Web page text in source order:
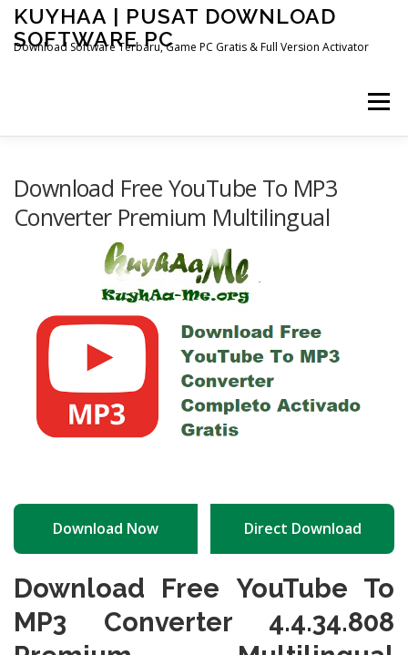
Skip
content
KUYHAA | PUSAT DOWNLOAD
SOFTWARE PC
Download Software Terbaru, Game PC Gratis & Full Version Activator
Menu
OTHER PAGES
Download Free YouTube To MP3
Converter Premium Multilingual
Download Now Direct Download
Download Free YouTube To
MP3 Converter 4.4.34.808